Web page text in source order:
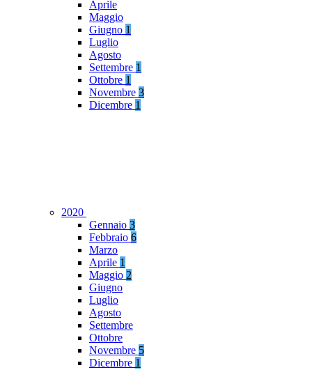
Aprile
Maggio
Giugno 1
Luglio
Agosto
Settembre 1
Ottobre 1
Novembre 3
Dicembre 1
2020
Gennaio 3
Febbraio 6
Marzo
Aprile 1
Maggio 2
Giugno
Luglio
Agosto
Settembre
Ottobre
Novembre 5
Dicembre 1